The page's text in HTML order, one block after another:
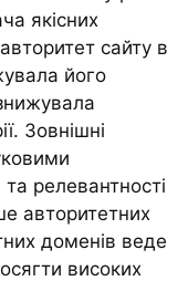
якісних
сайту в
його
Зовнішні
релевантності
авторитетних
доменів веде
високих